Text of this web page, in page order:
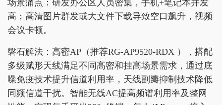
场景痛点：研发办公区人员密集，手机+笔记本并发
高；高清图片群发或大文件下载导致空口飙升，视频
会议卡顿。
磐石解法：高密AP（推荐RG-AP9520-RDX ），搭配
多级赋形天线满足不同高密和挂高场景需求，通过底
噪免疫技术提升信道利用率，天线副瓣抑制技术降低
同频信道干扰。智能无线AC提高频谱利用率及整网